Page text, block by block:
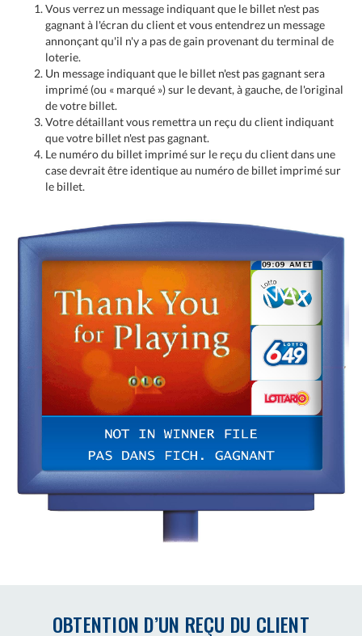
Vous verrez un message indiquant que le billet n'est pas
gagnant à l'écran du client et vous entendrez un message
annonçant qu'il n'y a pas de gain provenant du terminal de
loterie.
Un message indiquant que le billet n'est pas gagnant sera
imprimé (ou « marqué ») sur le devant, à gauche, de l'original
de votre billet.
Votre détaillant vous remettra un reçu du client indiquant
que votre billet n'est pas gagnant.
Le numéro du billet imprimé sur le reçu du client dans une
case devrait être identique au numéro de billet imprimé sur
le billet.
OBTENTION D’UN REÇU DU CLIENT